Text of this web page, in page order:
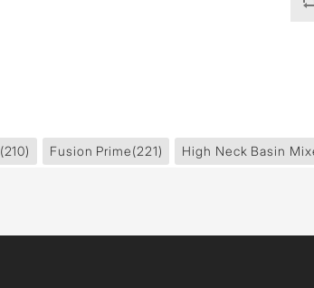
(210) Fusion Prime(221) High Neck Basin